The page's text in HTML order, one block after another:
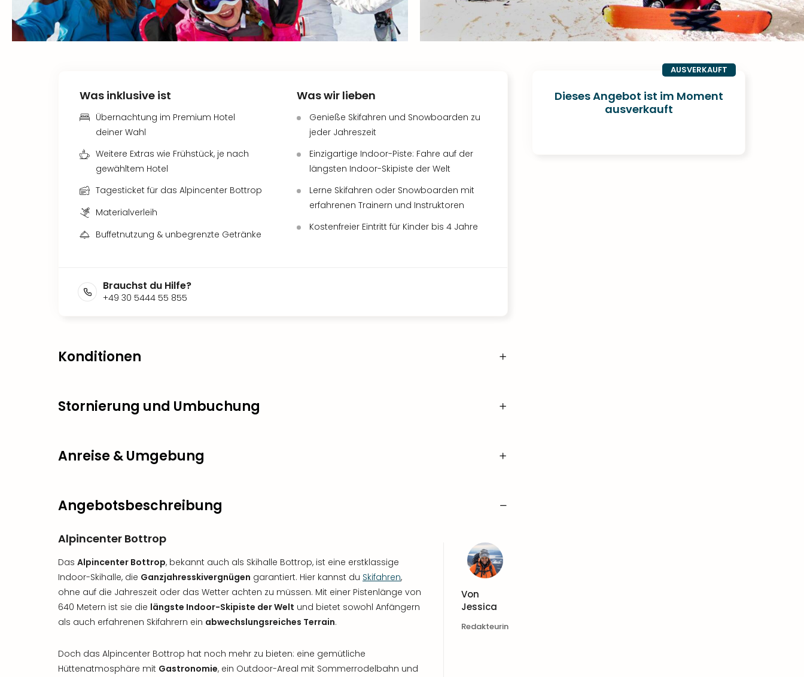
AUSVERKAUFT
Dieses Angebot ist im Moment
ausverkauft
Was inklusive ist
Übernachtung im Premium Hotel
deiner Wahl
Weitere Extras wie Frühstück, je nach
gewähltem Hotel
Tagesticket für das Alpincenter Bottrop
Materialverleih
Buffetnutzung & unbegrenzte Getränke
Was wir lieben
Genieße Skifahren und Snowboarden zu
jeder Jahreszeit
Einzigartige Indoor-Piste: Fahre auf der
längsten Indoor-Skipiste der Welt
Lerne Skifahren oder Snowboarden mit
erfahrenen Trainern und Instruktoren
Kostenfreier Eintritt für Kinder bis 4 Jahre
Brauchst du Hilfe?
+49 30 5444 55 855
Konditionen
Stornierung und Umbuchung
Anreise & Umgebung
Angebotsbeschreibung
Alpincenter Bottrop
Das Alpincenter Bottrop, bekannt auch als Skihalle Bottrop, ist eine erstklassige
Indoor-Skihalle, die Ganzjahresskivergnügen garantiert. Hier kannst du Skifahren,
ohne auf die Jahreszeit oder das Wetter achten zu müssen. Mit einer Pistenlänge von
640 Metern ist sie die längste Indoor-Skipiste der Welt und bietet sowohl Anfängern
als auch erfahrenen Skifahrern ein abwechslungsreiches Terrain.
Doch das Alpincenter Bottrop hat noch mehr zu bieten: eine gemütliche
Hüttenatmosphäre mit Gastronomie, ein Outdoor-Areal mit Sommerrodelbahn und
Von
Jessica
Redakteurin